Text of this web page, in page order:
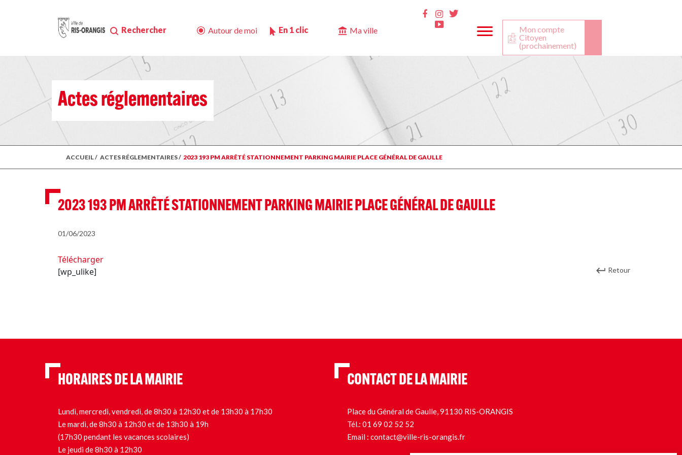
Rechercher Autour de moi En 1 clic Ma ville
Facebook
InstaTwitter
Youtube
Mon compte
Citoyen
(prochainement)
Actes réglementaires
ACCUEIL/ ACTES RÉGLEMENTAIRES/ 2023 193 PM ARRÊTÉ STATIONNEMENT PARKING MAIRIE PLACE GÉNÉRAL DE GAULLE
2023 193 PM ARRÊTÉ STATIONNEMENT PARKING MAIRIE PLACE GÉNÉRAL DE GAULLE
01/06/2023
Télécharger
[wp_ulike]
Retour
HORAIRES DE LA MAIRIE
Lundi, mercredi, vendredi, de 8h30 à 12h30 et de 13h30 à 17h30
Le mardi, de 8h30 à 12h30 et de 13h30 à 19h
(17h30 pendant les vacances scolaires)
Le jeudi de 8h30 à 12h30
CONTACT DE LA MAIRIE
Place du Général de Gaulle, 91130 RIS-ORANGIS
Tél.: 01 69 02 52 52
Email : contact@ville-ris-orangis.fr